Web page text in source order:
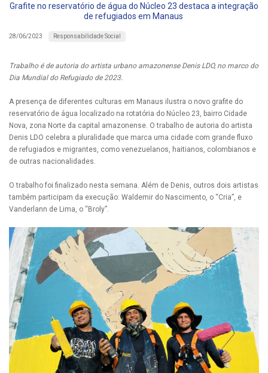
Grafite no reservatório de água do Núcleo 23 destaca a integração
de refugiados em Manaus
28/06/2023 Responsabilidade Social
Trabalho é de autoria do artista urbano amazonense Denis LDO, no marco do
Dia Mundial do Refugiado de 2023.
A presença de diferentes culturas em Manaus ilustra o novo grafite do
reservatório de água localizado na rotatória do Núcleo 23, bairro Cidade
Nova, zona Norte da capital amazonense. O trabalho de autoria do artista
Denis LDO celebra a pluralidade que marca uma cidade com grande fluxo
de refugiados e migrantes, como venezuelanos, haitianos, colombianos e
de outras nacionalidades.
O trabalho foi finalizado nesta semana. Além de Denis, outros dois artistas
também participam da execução: Waldemir do Nascimento, o “Cria”, e
Vanderlann de Lima, o “Broly”.